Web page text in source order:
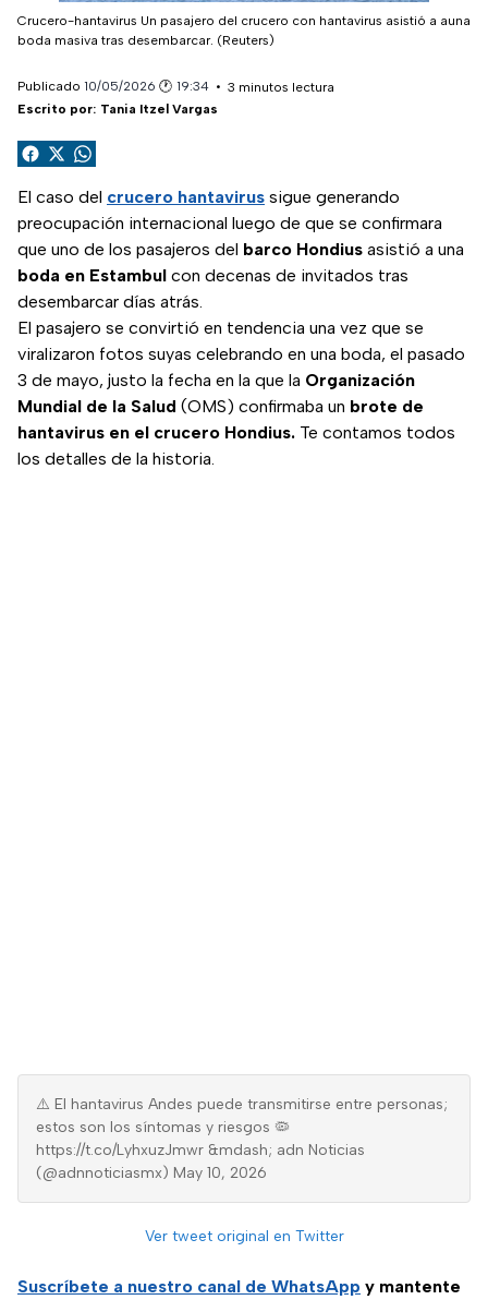
Crucero-hantavirus Un pasajero del crucero con hantavirus asistió a auna
boda masiva tras desembarcar. (Reuters)
Publicado 10/05/2026 🕐 19:34 3 minutos lectura
Escrito por: Tania Itzel Vargas
Compartir en Facebook
Compartir en X (Twitter)
Compartir en WhatsApp
El caso del crucero hantavirus sigue generando
preocupación internacional luego de que se confirmara
que uno de los pasajeros del barco Hondius asistió a una
boda en Estambul con decenas de invitados tras
desembarcar días atrás.
El pasajero se convirtió en tendencia una vez que se
viralizaron fotos suyas celebrando en una boda, el pasado
3 de mayo, justo la fecha en la que la Organización
Mundial de la Salud (OMS) confirmaba un brote de
hantavirus en el crucero Hondius. Te contamos todos
los detalles de la historia.
⚠️ El hantavirus Andes puede transmitirse entre personas;
estos son los síntomas y riesgos 🦠
https://t.co/LyhxuzJmwr &mdash; adn Noticias
(@adnnoticiasmx) May 10, 2026
Ver tweet original en Twitter
Suscríbete a nuestro canal de WhatsApp y mantente